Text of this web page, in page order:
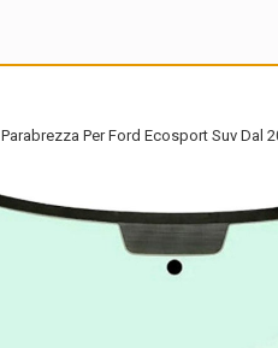
Parabrezza Per Ford Ecosport Suv Dal